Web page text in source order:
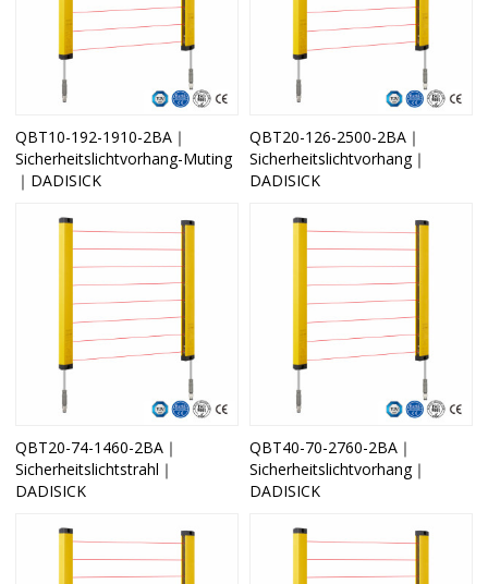
QBT10-192-1910-2BA｜
Sicherheitslichtvorhang-Muting
｜DADISICK
QBT20-126-2500-2BA｜
Sicherheitslichtvorhang｜
DADISICK
QBT20-74-1460-2BA｜
Sicherheitslichtstrahl｜
DADISICK
QBT40-70-2760-2BA｜
Sicherheitslichtvorhang｜
DADISICK